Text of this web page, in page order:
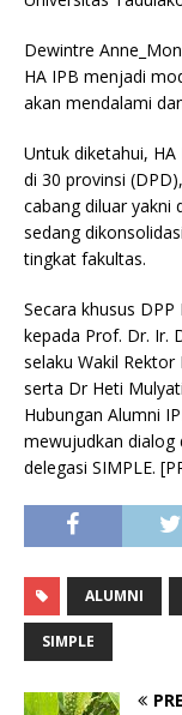
Dewintre
HA IPB menjadi
akan mendalami
Untuk diketahui,
di 30 provinsi
cabang diluar yakni
sedang
tingkat fakultas.
Secara khusus
kepada Prof. Dr. Ir.
selaku Wakil
serta Dr Heti
Hubungan Alumni
mewujudkan dialog
delegasi SIMPLE.
ALUMNI
SIMPLE